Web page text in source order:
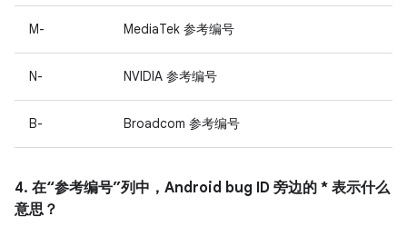
M- MediaTek 参考编号
N- NVIDIA 参考编号
B- Broadcom 参考编号
4. 在“参考编号”列中，Android bug ID 旁边的 * 表示什么
意思？